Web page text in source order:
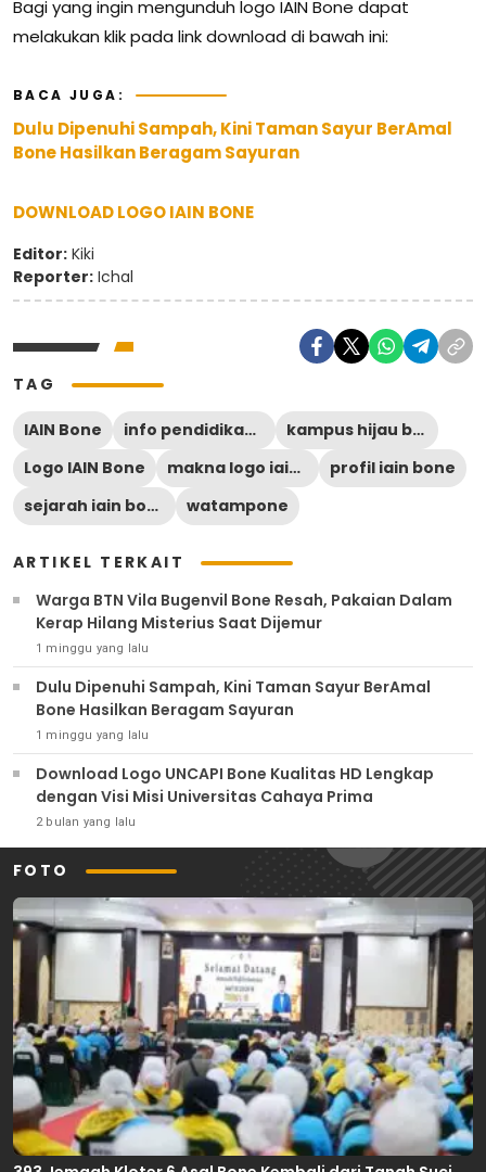
Bagi yang ingin mengunduh logo IAIN Bone dapat
melakukan klik pada link download di bawah ini:
BACA JUGA:
Dulu Dipenuhi Sampah, Kini Taman Sayur BerAmal
Bone Hasilkan Beragam Sayuran
DOWNLOAD LOGO IAIN BONE
Editor: Kiki
Reporter: Ichal
TAG
IAIN Bone info pendidikan bone
kampus hijau bone
Logo IAIN Bone
makna logo iain bone
profil iain bone
sejarah iain bone
watampone
ARTIKEL TERKAIT
Warga BTN Vila Bugenvil Bone Resah, Pakaian Dalam
Kerap Hilang Misterius Saat Dijemur
1 minggu yang lalu
Dulu Dipenuhi Sampah, Kini Taman Sayur BerAmal
Bone Hasilkan Beragam Sayuran
1 minggu yang lalu
Download Logo UNCAPI Bone Kualitas HD Lengkap
dengan Visi Misi Universitas Cahaya Prima
2 bulan yang lalu
FOTO